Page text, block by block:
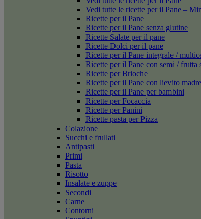
Vedi tutte le ricette per il Pane –
Ricette per il Pane
Ricette per il Pane senza glutine
Ricette Salate per il pane
Ricette Dolci per il pane
Ricette per il Pane integrale /
Ricette per il Pane con semi / frutta
Ricette per Brioche
Ricette per il Pane con lievito madre
Ricette per il Pane per bambini
Ricette per Focaccia
Ricette per Panini
Ricette pasta per Pizza
Colazione
Succhi e frullati
Antipasti
Primi
Pasta
Risotto
Insalate e zuppe
Secondi
Carne
Contorni